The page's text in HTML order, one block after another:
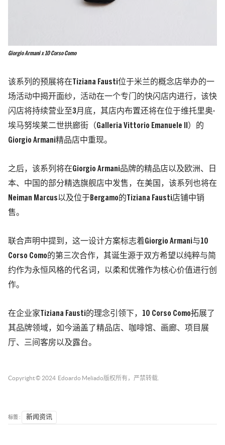
Giorgio Armani x 10 Corso Como
该系列的预展将在Tiziana Fausti位于米兰的概念店举办的一
场活动中揭开面纱，活动在一个专门的快闪店内进行，该快
闪店将持续营业至3月底，其店内布置还将在位于维托里奥·
埃马努埃莱二世拱廊街（Galleria Vittorio Emanuele II）的
Giorgio Armani精品店中重现。
之后，该系列将在Giorgio Armani品牌的精品店以及欧洲、日
本、中国的部分精选旗舰店中发售，在美国，该系列也将在
Neiman Marcus以及位于Bergamo的Tiziana Fausti店铺中销
售。
联合声明中提到，这一设计方案标志着Giorgio Armani与10
Corso Como的第三次合作，其诞生源于双方希望以纯粹与简
约作为永恒风格的代名词，以柔和优雅作为核心价值进行创
作。
在企业家Tiziana Fausti的理念引领下，10 Corso Como拓展了
其品牌领域，如今涵盖了精品店、咖啡馆、画廊、项目展
厅、三间客房以及露台。
Copyright © 2024 Edoardo Meliado 版权所有，严禁转载.
标签 : 新闻资讯